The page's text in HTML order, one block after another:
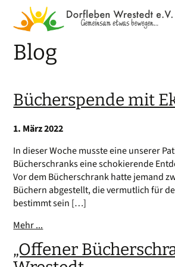
Blog
Bücherspende mit
1. März 2022
In dieser Woche musste eine unserer
Bücherschranks eine schokierende
Vor dem Bücherschrank hatte jemand
Büchern abgestellt, die vermutlich für
bestimmt sein […]
Mehr ...
„Offener